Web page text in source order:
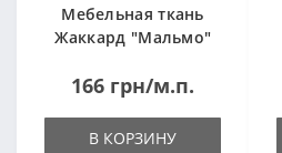
Мебельная ткань
Жаккард "Мальмо"
166 грн/м.п.
В КОРЗИНУ